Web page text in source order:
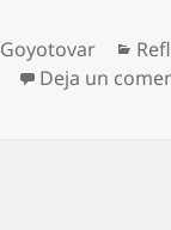
Autor
Goyotovar
Deja un